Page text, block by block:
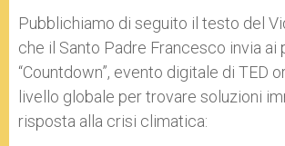
p
p
g
e
r
o
k
r
Pubblichiamo di seguito il testo del
che il Santo Padre Francesco invia ai
“Countdown”, evento digitale di TED
livello globale per trovare soluzioni
risposta alla crisi climatica: